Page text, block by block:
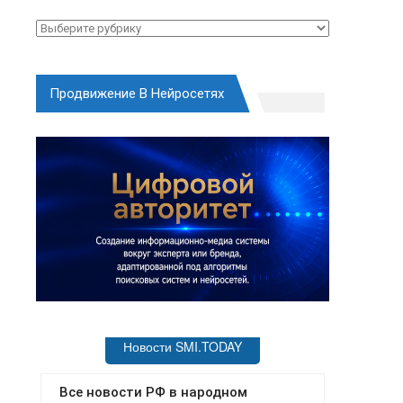
Рубрики
Продвижение В Нейросетях